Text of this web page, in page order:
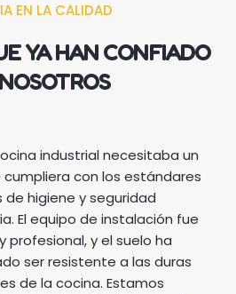
EN LA CALIDAD
YA HAN CONFIADO
industrial necesitaba un
cumpliera con los estándares
higiene y seguridad
El equipo de instalación fue
profesional, y el suelo ha
ser resistente a las duras
de la cocina. Estamos